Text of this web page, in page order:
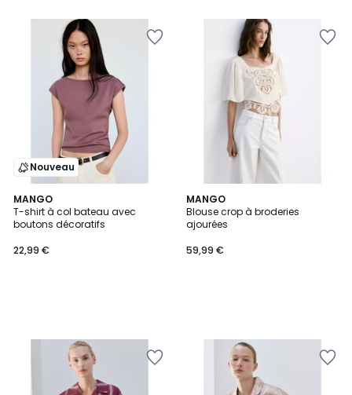
Nouveau
MANGO
T-shirt à col bateau avec
boutons décoratifs
22,99 €
MANGO
Blouse crop à broderies
ajourées
59,99 €